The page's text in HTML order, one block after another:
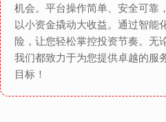
机会。平台操作简单、安全可靠
以小资金撬动大收益。通过智能
险，让您轻松掌控投资节奏。无
我们都致力于为您提供卓越的服
目标！